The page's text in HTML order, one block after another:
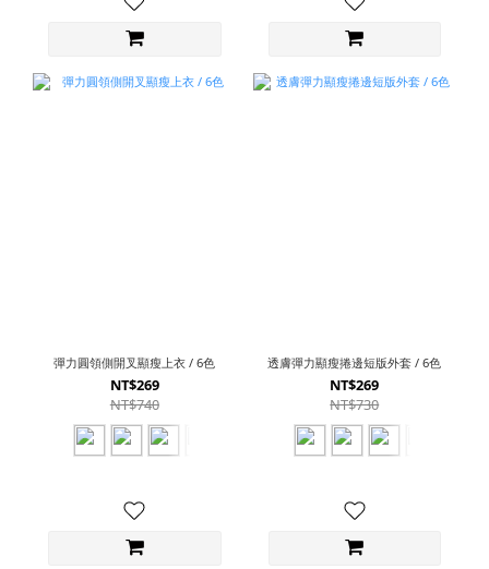
彈力圓領側開叉顯瘦上衣 / 6色
NT$269
NT$740
透膚彈力顯瘦捲邊短版外套 / 6色
NT$269
NT$730